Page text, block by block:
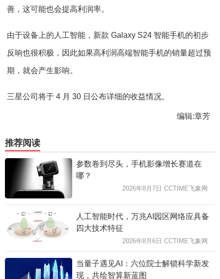
善，这可能也会提高利润率。
由于设备上的人工智能，新款 Galaxy S24 智能手机的初步
反响也很积极，因此如果高利润高端智能手机的销量超过预
期，就会产生影响。
三星公司将于 4 月 30 日公布详细的收益情况。
编辑:章芳
推荐阅读
参数卷到尽头，手机影像增长赛道在
哪？
2026年8月7日 CCTIME飞象网
人工智能时代，万兆AI园区网络应具备
四大技术特征
2026年8月6日 CCTIME飞象网
当量子遇见AI：六位院士解锁科学新发
现，共绘智算新蓝图